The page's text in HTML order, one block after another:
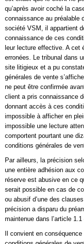
qu’après avoir coché la
connaissance au préalable
société VSM, il appartient
connaissance de ces
leur lecture effective. A cet
erronées. Le tribunal dans
site litigieux et a pu
générales de vente
ne peut être confirmée
client a pris connaissance
donnant accès à ces
impossible à afficher en
impossible une lecture
comportent pourtant une
conditions générales de
Par ailleurs, la précision
une entière adhésion aux
réserve est abusive en ce
serait possible en cas de
ou abusif d’une des
précision a disparu du
maintenue dans l’article
Il convient en